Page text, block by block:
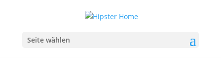
Seite wählen